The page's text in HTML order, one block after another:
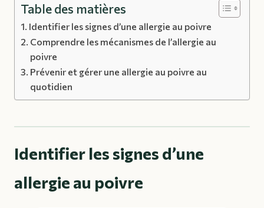
Table des matières
Identifier les signes d’une allergie au poivre
Comprendre les mécanismes de l’allergie au
poivre
Prévenir et gérer une allergie au poivre au
quotidien
Identifier les signes d’une
allergie au poivre